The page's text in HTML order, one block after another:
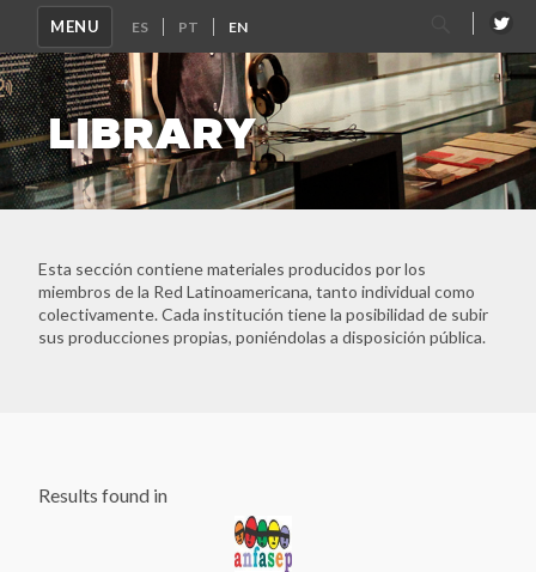
MENU
Search
for:
LIBRARY
Esta sección contiene materiales producidos por los
miembros de la Red Latinoamericana, tanto individual como
colectivamente. Cada institución tiene la posibilidad de subir
sus producciones propias, poniéndolas a disposición pública.
Results found in